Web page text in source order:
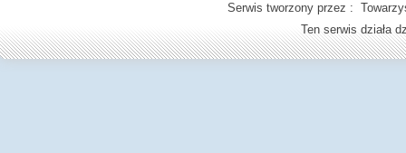
Serwis tworzony przez :
Ten serwis działa